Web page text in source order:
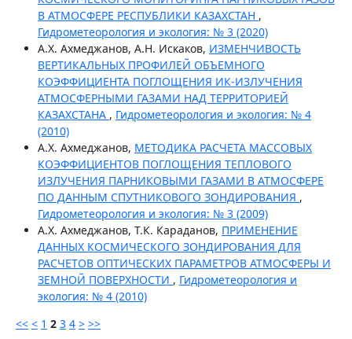
В АТМОСФЕРЕ РЕСПУБЛИКИ КАЗАХСТАН ,
Гидрометеорология и экология: № 3 (2020)
А.Х. Ахмеджанов, А.Н. Искаков, ИЗМЕНЧИВОСТЬ
ВЕРТИКАЛЬНЫХ ПРОФИЛЕЙ ОБЪЕМНОГО
КОЭФФИЦИЕНТА ПОГЛОЩЕНИЯ ИК-ИЗЛУЧЕНИЯ
АТМОСФЕРНЫМИ ГАЗАМИ НАД ТЕРРИТОРИЕЙ
КАЗАХСТАНА , Гидрометеорология и экология: № 4
(2010)
А.Х. Ахмеджанов, МЕТОДИКА РАСЧЕТА МАССОВЫХ
КОЭФФИЦИЕНТОВ ПОГЛОЩЕНИЯ ТЕПЛОВОГО
ИЗЛУЧЕНИЯ ПАРНИКОВЫМИ ГАЗАМИ В АТМОСФЕРЕ
ПО ДАННЫМ СПУТНИКОВОГО ЗОНДИРОВАНИЯ ,
Гидрометеорология и экология: № 3 (2009)
А.Х. Ахмеджанов, Т.К. Караданов, ПРИМЕНЕНИЕ
ДАННЫХ КОСМИЧЕСКОГО ЗОНДИРОВАНИЯ ДЛЯ
РАСЧЕТОВ ОПТИЧЕСКИХ ПАРАМЕТРОВ АТМОСФЕРЫ И
ЗЕМНОЙ ПОВЕРХНОСТИ , Гидрометеорология и
экология: № 4 (2010)
<< < 1 2 3 4 > >>